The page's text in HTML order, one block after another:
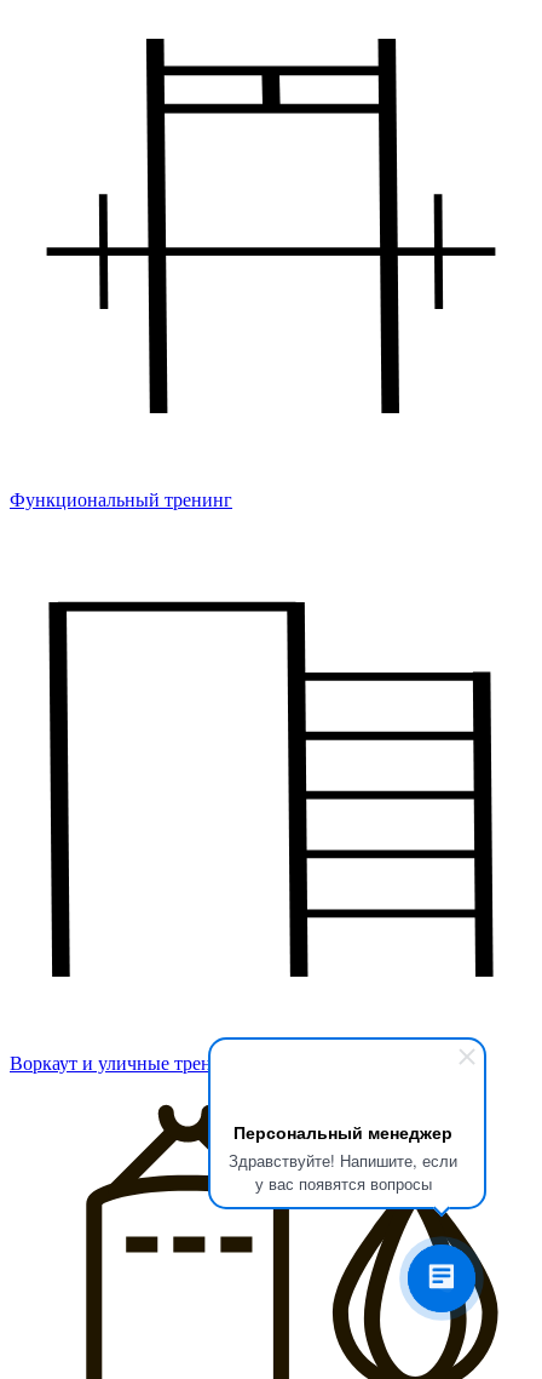
Персональный менеджер
Здравствуйте! Напишите, если
у вас появятся вопросы
Функциональный тренинг
Воркаут и уличные тренажеры